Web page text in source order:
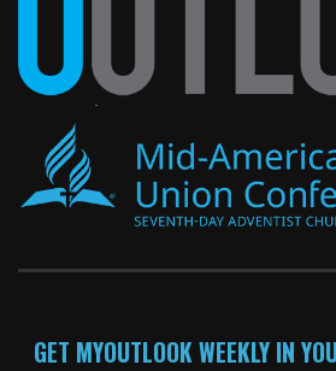
GET MYOUTLOOK WEEKLY IN